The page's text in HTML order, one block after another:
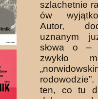
szlachetnie
ów
Autor,
uznanym
słowa o
zwykło
ten, co tu